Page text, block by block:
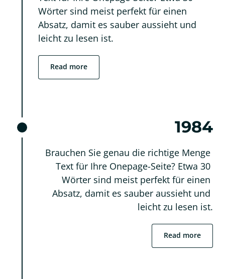
Wörter sind meist perfekt für einen
Absatz, damit es sauber aussieht und
leicht zu lesen ist.
Read more
1984
Brauchen Sie genau die richtige Menge
Text für Ihre Onepage-Seite? Etwa 30
Wörter sind meist perfekt für einen
Absatz, damit es sauber aussieht und
leicht zu lesen ist.
Read more